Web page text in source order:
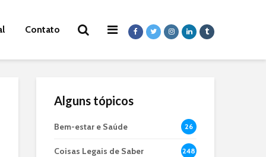
Contato
Alguns tópicos
Bem-estar e Saúde 26
Coisas Legais de Saber 248